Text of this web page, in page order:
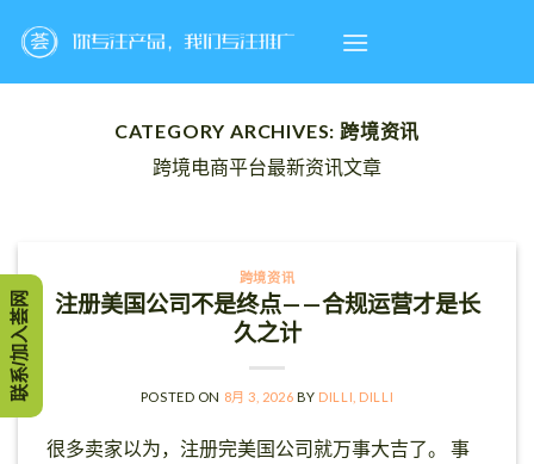
CATEGORY ARCHIVES: 跨境资讯
跨境电商平台最新资讯文章
跨境资讯
注册美国公司不是终点——合规运营才是长
久之计
POSTED ON 8月 3, 2026 BY DILLI, DILLI
很多卖家以为，注册完美国公司就万事大吉了。 事
联系/加入荟网